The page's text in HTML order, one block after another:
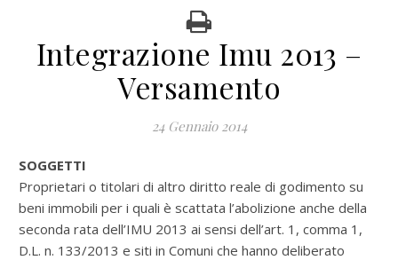
Integrazione Imu 2013 –
Versamento
24 Gennaio 2014
SOGGETTI
Proprietari o titolari di altro diritto reale di godimento su
beni immobili per i quali è scattata l’abolizione anche della
seconda rata dell’IMU 2013 ai sensi dell’art. 1, comma 1,
D.L. n. 133/2013 e siti in Comuni che hanno deliberato